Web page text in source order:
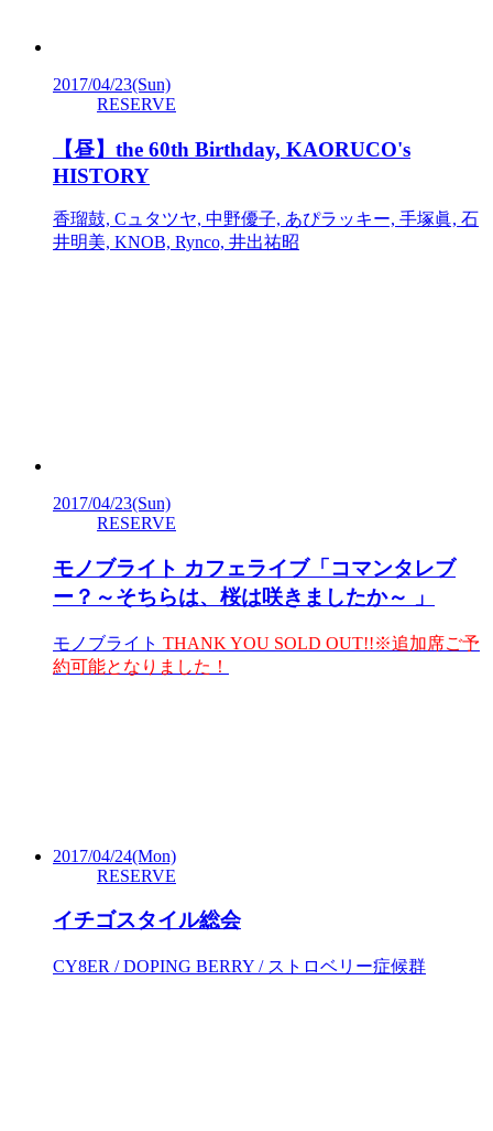
2017/04/23(Sun)
RESERVE
【昼】the 60th Birthday, KAORUCO's
HISTORY
香瑠鼓, Cュタツヤ, 中野優子, あぴラッキー, 手塚眞, 石
井明美, KNOB, Rynco, 井出祐昭
2017/04/23(Sun)
RESERVE
モノブライト カフェライブ「コマンタレブ
ー？～そちらは、桜は咲きましたか～ 」
モノブライト THANK YOU SOLD OUT!!※追加席ご予
約可能となりました！
2017/04/24(Mon)
RESERVE
イチゴスタイル総会
CY8ER / DOPING BERRY / ストロベリー症候群